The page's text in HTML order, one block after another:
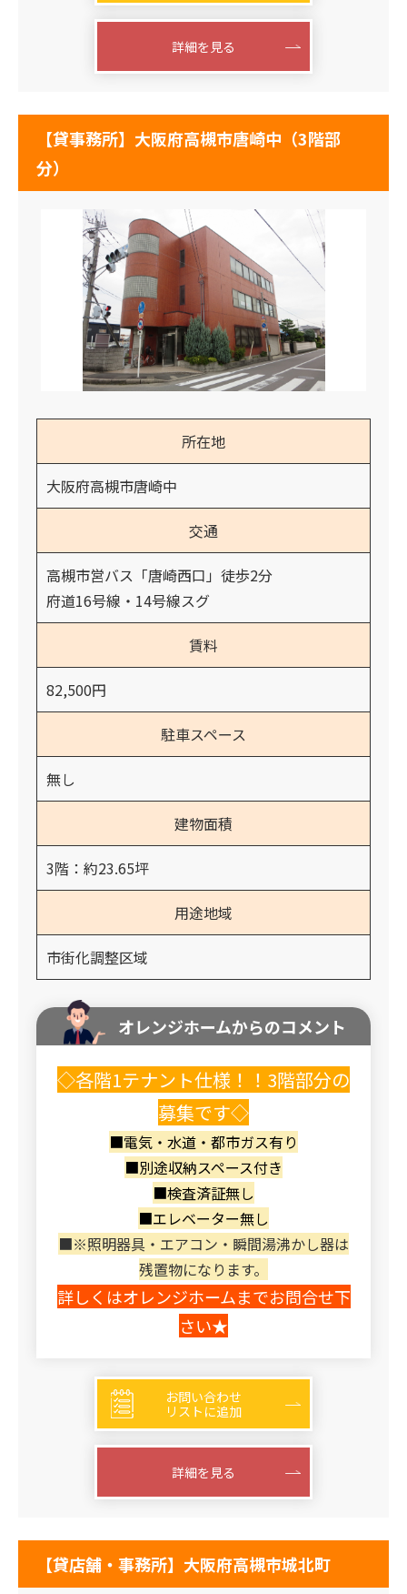
詳細を見る
【貸事務所】大阪府高槻市唐崎中（3階部
分）
所在地
大阪府高槻市唐崎中
交通
高槻市営バス「唐崎西口」徒歩2分
府道16号線・14号線スグ
賃料
82,500円
駐車スペース
無し
建物面積
3階：約23.65坪
用途地域
市街化調整区域
オレンジホームからのコメント
◇各階1テナント仕様！！3階部分の
募集です◇
■電気・水道・都市ガス有り
■別途収納スペース付き
■検査済証無し
■エレベーター無し
■※照明器具・エアコン・瞬間湯沸かし器は
残置物になります。
詳しくはオレンジホームまでお問合せ下
さい★
お問い合わせ
リストに追加
詳細を見る
【貸店舗・事務所】大阪府高槻市城北町